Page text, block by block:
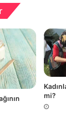
mi?